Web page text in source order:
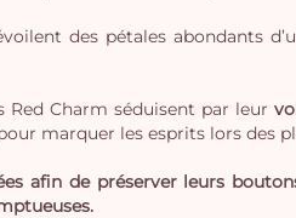
des pétales abondants
Red Charm séduisent par leur
marquer les esprits lors des
afin de préserver leurs